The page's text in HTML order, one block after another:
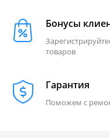
Бонусы
товаров
Гарантия
Поможем с